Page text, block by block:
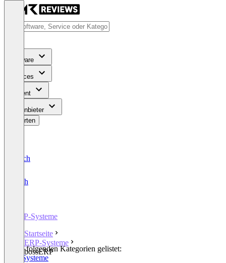
Software
Services
Content
Für Anbieter
Bewerten
Deutsch
English
ERP-Systeme
Startseite
ERP-Systeme
bossERP
In den folgenden Kategorien gelistet:
ERP-Systeme